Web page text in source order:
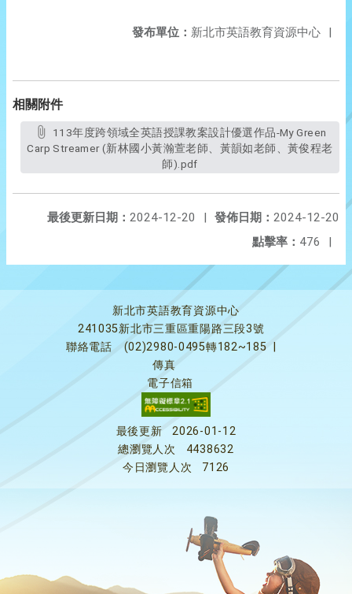
發布單位： 新北市英語教育資源中心 |
相關附件
Carp Streamer (新林國小黃瀚萱老師、黃韻如老師、黃俊程老
師).pdf
發佈日期： 2024-12-20
最後更新日期： 2024-12-20
|
點擊率： 476 |
新北市英語教育資源中心
241035新北市三重區重陽路三段3號
聯絡電話
(02)2980-0495轉182~185
傳真
電子信箱
最後更新
2026-01-12
總瀏覽人次
4438632
今日瀏覽人次
7126